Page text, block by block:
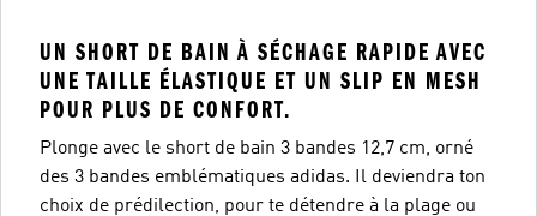
UN SHORT DE BAIN À SÉCHAGE RAPIDE AVEC
UNE TAILLE ÉLASTIQUE ET UN SLIP EN MESH
POUR PLUS DE CONFORT.
Plonge avec le short de bain 3 bandes 12,7 cm, orné
des 3 bandes emblématiques adidas. Il deviendra ton
choix de prédilection, pour te détendre à la plage ou